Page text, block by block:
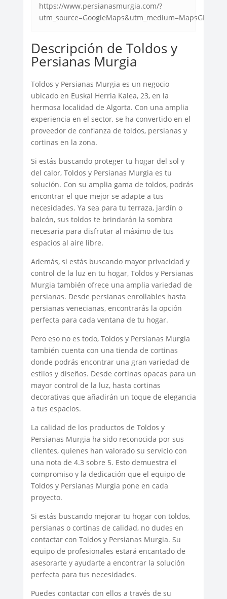
https://www.persianasmurgia.com/?
Descripción de Toldos y
Persianas Murgia
Toldos y Persianas Murgia es un negocio
ubicado en Euskal Herria Kalea, 23, en la
hermosa localidad de Algorta. Con una amplia
experiencia en el sector, se ha convertido en el
proveedor de confianza de toldos, persianas y
cortinas en la zona.
Si estás buscando proteger tu hogar del sol y
del calor, Toldos y Persianas Murgia es tu
solución. Con su amplia gama de toldos, podrás
encontrar el que mejor se adapte a tus
necesidades. Ya sea para tu terraza, jardín o
balcón, sus toldos te brindarán la sombra
necesaria para disfrutar al máximo de tus
espacios al aire libre.
Además, si estás buscando mayor privacidad y
control de la luz en tu hogar, Toldos y Persianas
Murgia también ofrece una amplia variedad de
persianas. Desde persianas enrollables hasta
persianas venecianas, encontrarás la opción
perfecta para cada ventana de tu hogar.
Pero eso no es todo, Toldos y Persianas Murgia
también cuenta con una tienda de cortinas
donde podrás encontrar una gran variedad de
estilos y diseños. Desde cortinas opacas para un
mayor control de la luz, hasta cortinas
decorativas que añadirán un toque de elegancia
a tus espacios.
La calidad de los productos de Toldos y
Persianas Murgia ha sido reconocida por sus
clientes, quienes han valorado su servicio con
una nota de 4.3 sobre 5. Esto demuestra el
compromiso y la dedicación que el equipo de
Toldos y Persianas Murgia pone en cada
proyecto.
Si estás buscando mejorar tu hogar con toldos,
persianas o cortinas de calidad, no dudes en
contactar con Toldos y Persianas Murgia. Su
equipo de profesionales estará encantado de
asesorarte y ayudarte a encontrar la solución
perfecta para tus necesidades.
Puedes contactar con ellos a través de su